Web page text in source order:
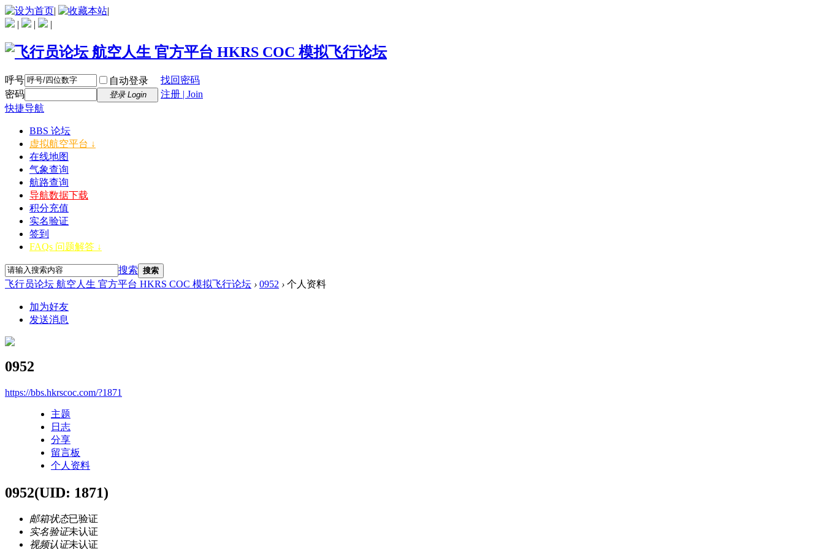
|
|
|
| |
呼号 自动登录
找回密码
密码
登录 Login
注册 | Join
快捷导航
BBS 论坛
虚拟航空平台 ↓
在线地图
气象查询
航路查询
导航数据下载
积分充值
实名验证
签到
FAQs 问题解答 ↓
搜索 搜索
飞行员论坛 航空人生 官方平台 HKRS COC 模拟飞行论坛 › 0952 › 个人资料
加为好友
发送消息
0952
https://bbs.hkrscoc.com/?1871
主题
日志
分享
留言板
个人资料
0952(UID: 1871)
邮箱状态已验证
实名验证未认证
视频认证未认证